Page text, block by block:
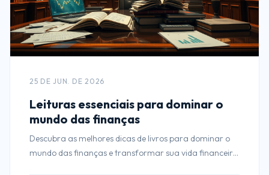
25 DE JUN. DE 2026
Leituras essenciais para dominar o
mundo das finanças
Descubra as melhores dicas de livros para dominar o
mundo das finanças e transformar sua vida financeira